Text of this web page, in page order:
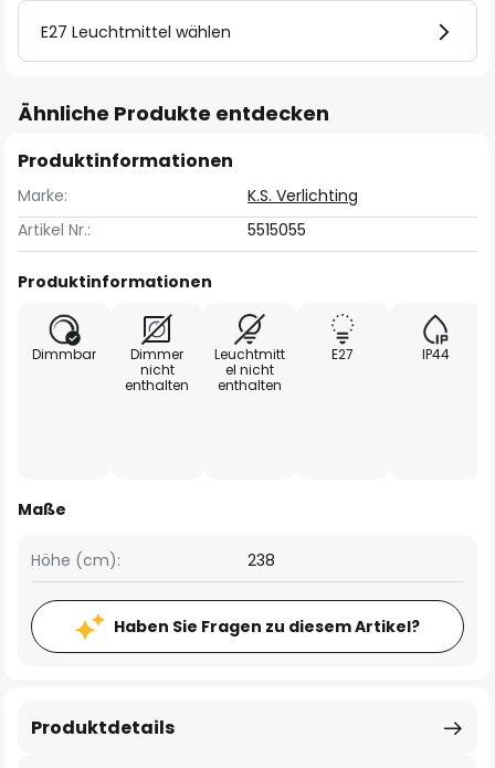
E27 Leuchtmittel wählen
Ähnliche Produkte entdecken
Produktinformationen
Marke:
K.S. Verlichting
Artikel Nr.:
5515055
Produktinformationen
Dimmbar
Dimmer
nicht
enthalten
Leuchtmitt
el nicht
enthalten
E27
IP44
Maße
Höhe (cm): 238
Haben Sie Fragen zu diesem Artikel?
Produktdetails